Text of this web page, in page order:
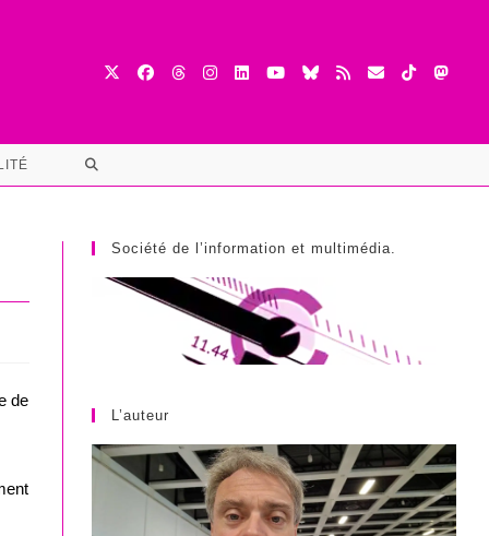
TOGGLE
SEARCH
de
Société de l’information et multimédia.
L’auteur